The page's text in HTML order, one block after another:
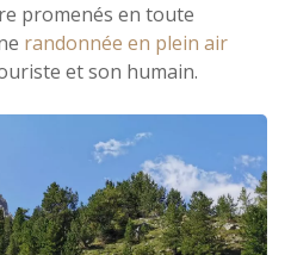
promenés en toute
randonnée en plein air
et son humain.